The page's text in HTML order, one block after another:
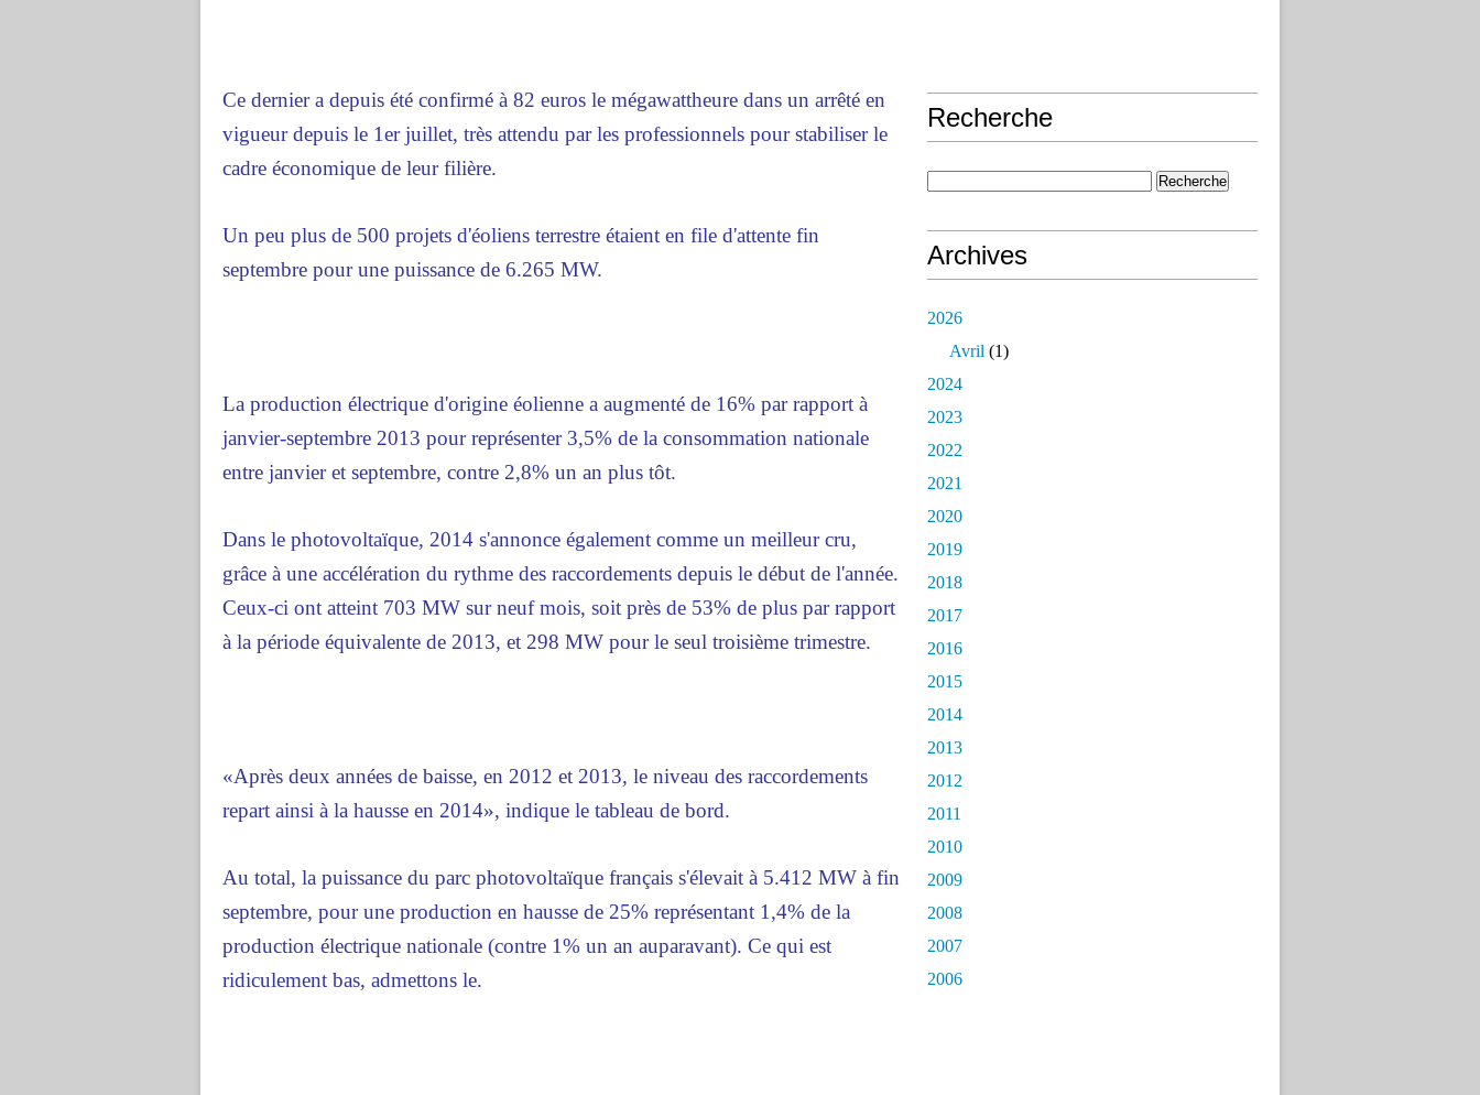
Ce dernier a depuis été confirmé à 82 euros le mégawattheure dans un arrêté en
vigueur depuis le 1er juillet, très attendu par les professionnels pour stabiliser le
cadre économique de leur filière.
Un peu plus de 500 projets d'éoliens terrestre étaient en file d'attente fin
septembre pour une puissance de 6.265 MW.
La production électrique d'origine éolienne a augmenté de 16% par rapport à
janvier-septembre 2013 pour représenter 3,5% de la consommation nationale
entre janvier et septembre, contre 2,8% un an plus tôt.
Dans le photovoltaïque, 2014 s'annonce également comme un meilleur cru,
grâce à une accélération du rythme des raccordements depuis le début de l'année.
Ceux-ci ont atteint 703 MW sur neuf mois, soit près de 53% de plus par rapport
à la période équivalente de 2013, et 298 MW pour le seul troisième trimestre.
«Après deux années de baisse, en 2012 et 2013, le niveau des raccordements
repart ainsi à la hausse en 2014», indique le tableau de bord.
Au total, la puissance du parc photovoltaïque français s'élevait à 5.412 MW à fin
septembre, pour une production en hausse de 25% représentant 1,4% de la
production électrique nationale (contre 1% un an auparavant). Ce qui est
ridiculement bas, admettons le.
Recherche
Archives
2026
Avril (1)
2024
2023
2022
2021
2020
2019
2018
2017
2016
2015
2014
2013
2012
2011
2010
2009
2008
2007
2006